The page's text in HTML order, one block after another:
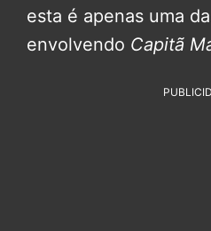
esta é apenas uma
envolvendo Capitã